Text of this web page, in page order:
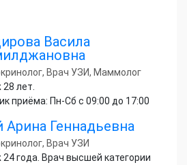
Васила
Врач УЗИ, Маммолог
лет.
приёма: Пн-Сб с 09:00 до 17:00
Арина Геннадьевна
Врач УЗИ
года. Врач высшей категории